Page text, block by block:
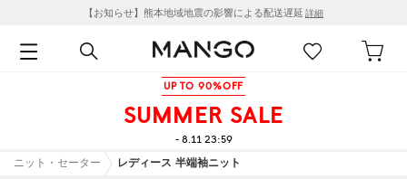
【お知らせ】熊本地域地震の影響による配送遅延 詳細
UP TO 90%OFF
SUMMER SALE
- 8.11 23:59
ニット・セーター
レディース 半端袖ニット